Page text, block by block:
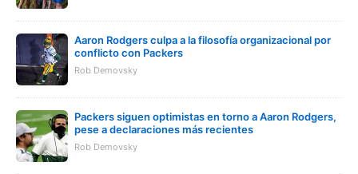
Aaron Rodgers culpa a la filosofía organizacional por
conflicto con Packers
Rob Demovsky
Packers siguen optimistas en torno a Aaron Rodgers,
pese a declaraciones más recientes
Rob Demovsky